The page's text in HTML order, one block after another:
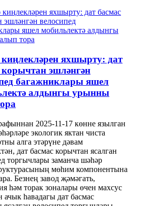
яхшырту: дат
корычтан эшләнгән
багажниклары яшел
алдынгы урынны
2025-11-17 көнне язылган
экологик яктан чиста
алга этәрүне дәвам
дат басмас корычтан ясалган
торгычлары заманча шәһәр
мөһим компонентына
Безнең завод җәмәгать,
һәм торак зоналары өчен махсус
ачык һавадагы дат басмас